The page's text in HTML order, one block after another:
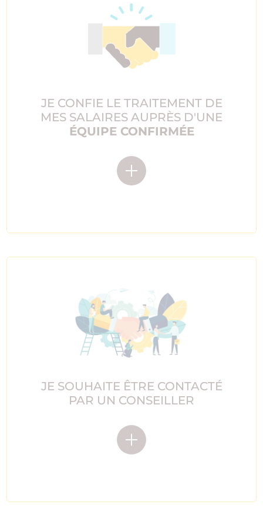
JE CONFIE LE TRAITEMENT DE
MES SALAIRES AUPRÈS D'UNE
ÉQUIPE CONFIRMÉE
JE SOUHAITE ÊTRE CONTACTÉ
PAR UN CONSEILLER